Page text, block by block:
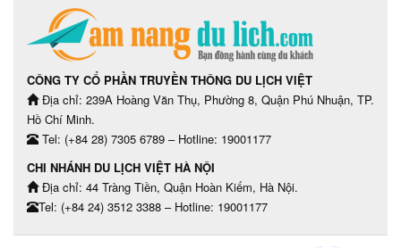
CÔNG TY CỔ PHẦN TRUYỀN THÔNG DU LỊCH VIỆT
Địa chỉ: 239A Hoàng Văn Thụ, Phường 8, Quận Phú Nhuận, TP.
Hồ Chí Minh.
Tel: (+84 28) 7305 6789 – Hotline: 19001177
CHI NHÁNH DU LỊCH VIỆT HÀ NỘI
Địa chỉ: 44 Tràng Tiền, Quận Hoàn Kiếm, Hà Nội.
Tel: (+84 24) 3512 3388 – Hotline: 19001177